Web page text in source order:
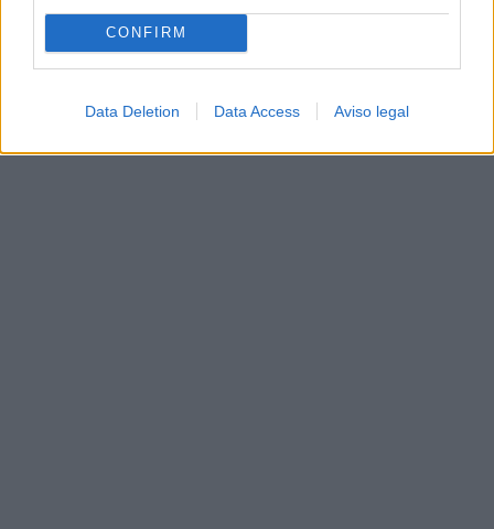
CONFIRM
Data Deletion Data Access Aviso legal